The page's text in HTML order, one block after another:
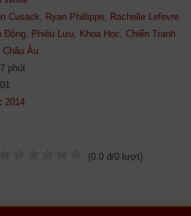
Cusack, Ryan Phillippe, Rachelle Lefevre
Động, Phiêu Lưu, Khoa Học, Chiến Tranh
Châu Âu
phút
(0.0 đ/0 lượt)